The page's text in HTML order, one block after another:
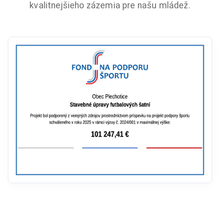
kvalitnejšieho zázemia pre našu mládež.